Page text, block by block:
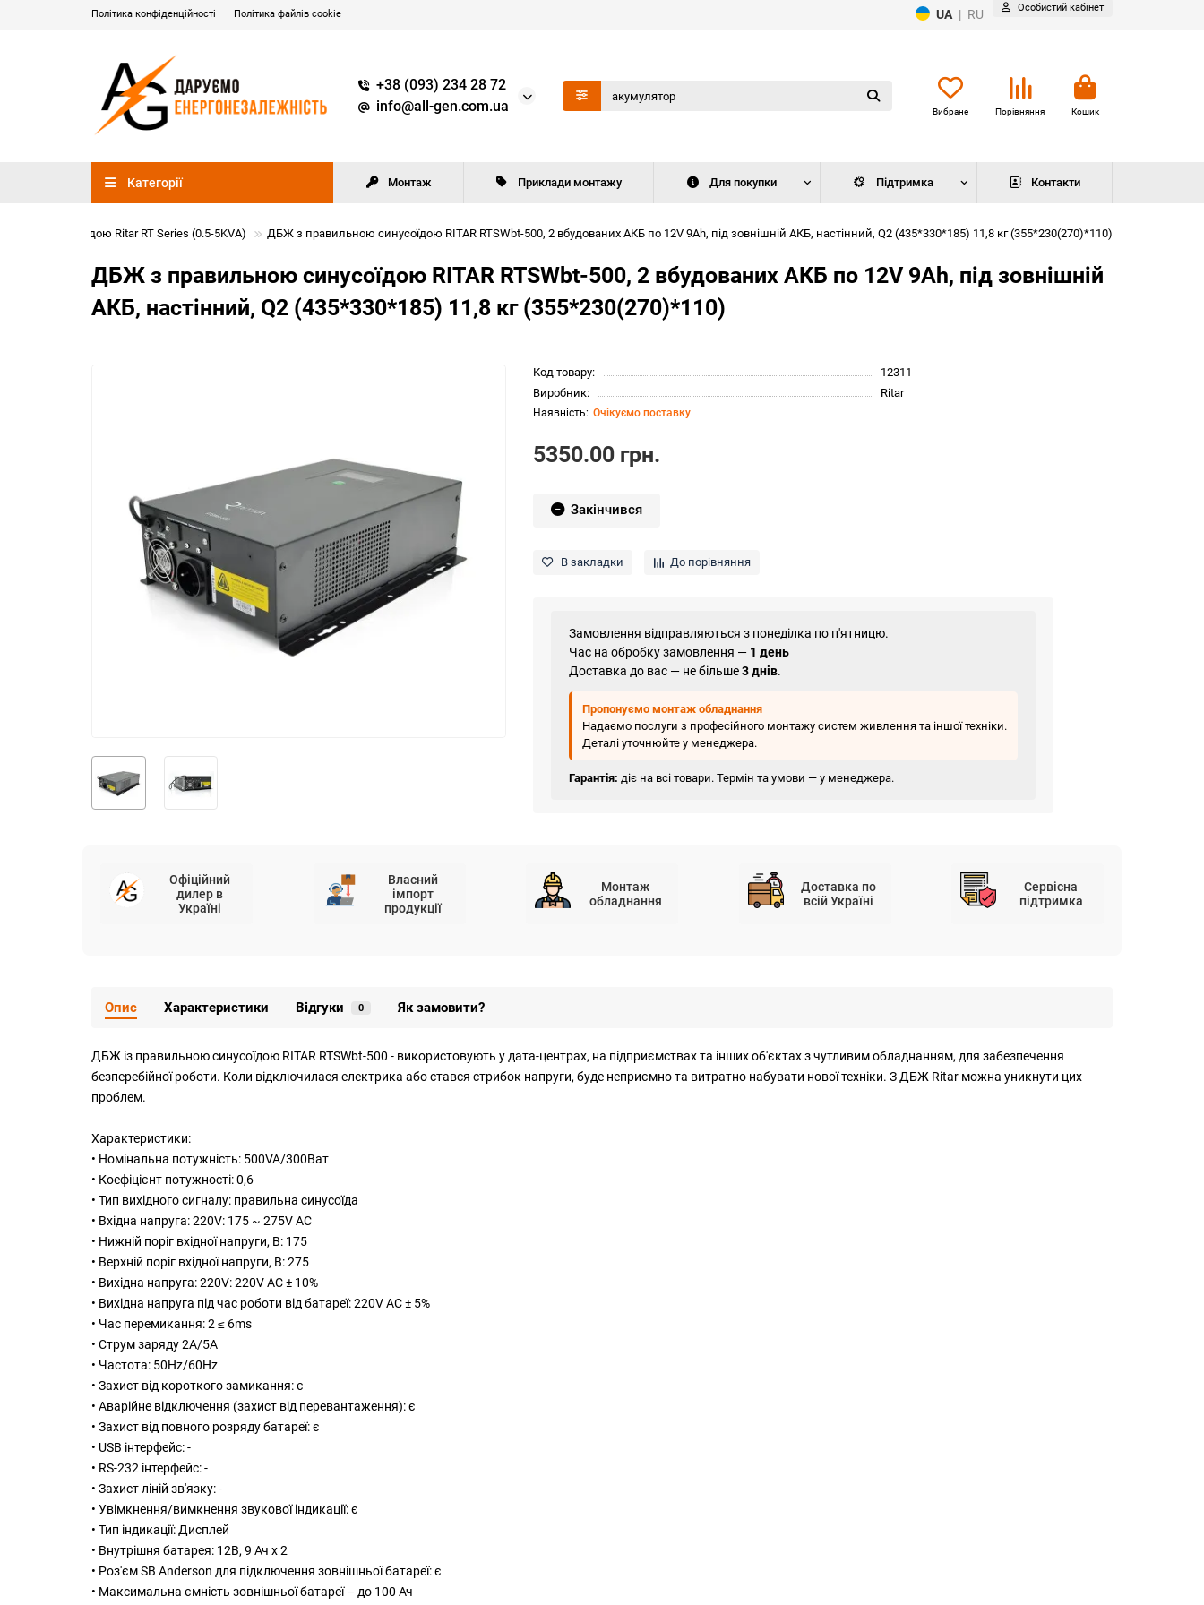
Політика конфіденційності Політика файлів cookie UA | RU Особистий кабінет
+38 (093) 234 28 72
info@all-gen.com.ua
Вибране Порівняння Кошик
Категорії Монтаж Приклади монтажу Для покупки Підтримка Контакти
синусоїдою Ritar RT Series (0.5-5KVA) ДБЖ з правильною синусоїдою RITAR RTSWbt-500, 2 вбудованих АКБ по 12V 9Ah, під зовнішній АКБ, настінний, Q2 (435*330*185) 11,8 кг (355*230(270)*110)
ДБЖ з правильною синусоїдою RITAR RTSWbt-500, 2 вбудованих АКБ по 12V 9Ah, під зовнішній
АКБ, настінний, Q2 (435*330*185) 11,8 кг (355*230(270)*110)
Код товару:
12311
Виробник:
Ritar
Очікуємо поставку
5350.00 грн.
Закінчився
В закладки До порівняння
Замовлення відправляються з понеділка по п'ятницю.
Час на обробку замовлення — 1 день
Доставка до вас — не більше3 днів.
Пропонуємо монтаж обладнання
Надаємо послуги з професійного монтажу систем живлення та іншої техніки.
Деталі уточнюйте у менеджера.
Гарантія: діє на всі товари. Термін та умови — у менеджера.
Офіційний
дилер в
Україні
Власний
імпорт
продукції
Монтаж
обладнання
Доставка по
всій Україні
Сервісна
підтримка
Опис Характеристики Відгуки 0 Як замовити?
ДБЖ із правильною синусоїдою RITAR RTSWbt-500 - використовують у дата-центрах, на підприємствах та інших об'єктах з чутливим обладнанням, для забезпечення
безперебійної роботи. Коли відключилася електрика або стався стрибок напруги, буде неприємно та витратно набувати нової техніки. З ДБЖ Ritar можна уникнути цих
проблем.
Характеристики:
• Номінальна потужність: 500VA/300Ват
• Коефіцієнт потужності: 0,6
• Тип вихідного сигналу: правильна синусоїда
• Вхідна напруга: 220V: 175 ~ 275V AC
• Нижній поріг вхідної напруги, В: 175
• Верхній поріг вхідної напруги, В: 275
• Вихідна напруга: 220V: 220V AC ± 10%
• Вихідна напруга під час роботи від батареї: 220V AC ± 5%
• Час перемикання: 2 ≤ 6ms
• Струм заряду 2А/5А
• Частота: 50Hz/60Hz
• Захист від короткого замикання: є
• Аварійне відключення (захист від перевантаження): є
• Захист від повного розряду батареї: є
• USB інтерфейс: -
• RS-232 інтерфейс: -
• Захист ліній зв'язку: -
• Увімкнення/вимкнення звукової індикації: є
• Тип індикації: Дисплей
• Внутрішня батарея: 12В, 9 Ач х 2
• Роз'єм SB Anderson для підключення зовнішньої батареї: є
• Максимальна ємність зовнішньої батареї – до 100 Ач